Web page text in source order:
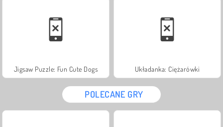
Jigsaw Puzzle: Fun Cute Dogs Układanka: Ciężarówki
POLECANE GRY